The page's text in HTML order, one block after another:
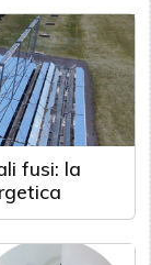
fusi: la